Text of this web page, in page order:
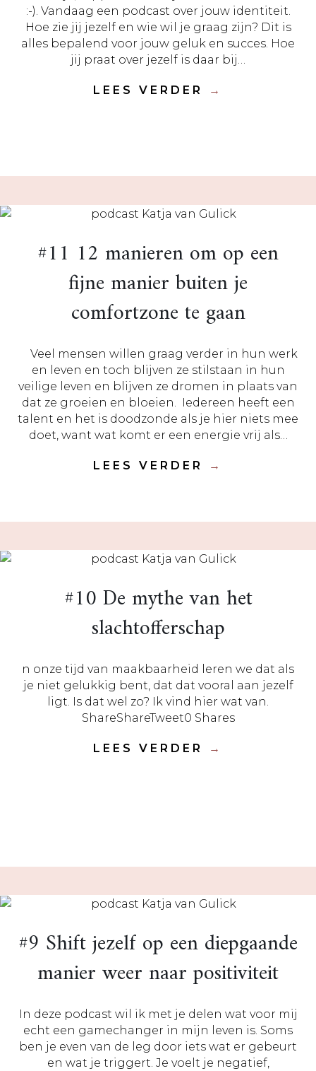
:-). Vandaag een podcast over jouw identiteit.
Hoe zie jij jezelf en wie wil je graag zijn? Dit is
alles bepalend voor jouw geluk en succes. Hoe
jij praat over jezelf is daar bij…
LEES VERDER →
#11 12 manieren om op een
fijne manier buiten je
comfortzone te gaan
Veel mensen willen graag verder in hun werk
en leven en toch blijven ze stilstaan in hun
veilige leven en blijven ze dromen in plaats van
dat ze groeien en bloeien. Iedereen heeft een
talent en het is doodzonde als je hier niets mee
doet, want wat komt er een energie vrij als…
LEES VERDER →
#10 De mythe van het
slachtofferschap
n onze tijd van maakbaarheid leren we dat als
je niet gelukkig bent, dat dat vooral aan jezelf
ligt. Is dat wel zo? Ik vind hier wat van.
ShareShareTweet0 Shares
LEES VERDER →
#9 Shift jezelf op een diepgaande
manier weer naar positiviteit
In deze podcast wil ik met je delen wat voor mij
echt een gamechanger in mijn leven is. Soms
ben je even van de leg door iets wat er gebeurt
en wat je triggert. Je voelt je negatief,